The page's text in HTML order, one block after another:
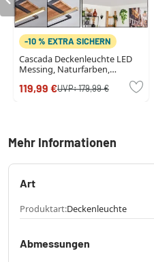
-10 % EXTRA SICHERN
Cascada Deckenleuchte LED
Messing, Naturfarben,
119,99 €UVP:179,99 €
Mehr Informationen
Art
Produktart:Deckenleuchte
Abmessungen